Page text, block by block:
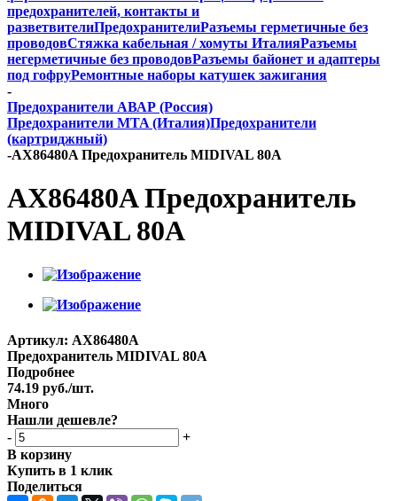
предохранителей, контакты и
разветвителиПредохранителиРазъемы герметичные без
проводовСтяжка кабельная / хомуты ИталияРазъемы
негерметичные без проводовРазъемы байонет и адаптеры
под гофруРемонтные наборы катушек зажигания
-
Предохранители АВАР (Россия)
Предохранители MTA (Италия)Предохранители
(картриджный)
-AX86480A Предохранитель MIDIVAL 80A
AX86480A Предохранитель
MIDIVAL 80A
Артикул: AX86480A
Предохранитель MIDIVAL 80A
Подробнее
74.19 руб./шт.
Много
Нашли дешевле?
-
+
В корзину
Купить в 1 клик
Поделиться